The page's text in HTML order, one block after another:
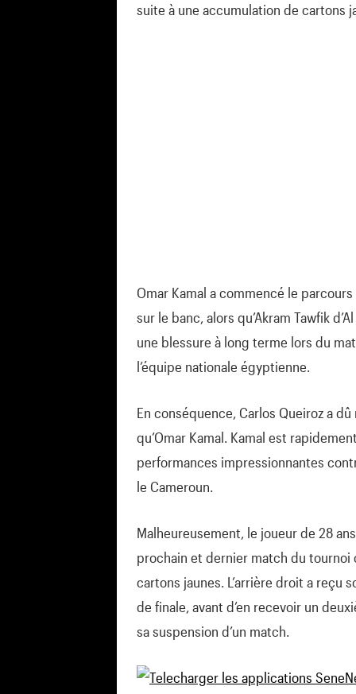
suite à une accumulation de cartons
Omar Kamal a commencé le
sur le banc, alors qu’Akram Tawfik
une blessure à long terme lors du
l’équipe nationale égyptienne.
En conséquence, Carlos Queiroz a
qu’Omar Kamal. Kamal est
performances impressionnantes
le Cameroun.
Malheureusement, le joueur de 28
prochain et dernier match du tournoi
cartons jaunes. L’arrière droit a reçu
de finale, avant d’en recevoir un
sa suspension d’un match.